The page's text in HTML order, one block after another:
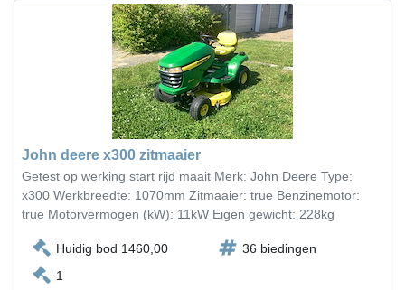
John deere x300 zitmaaier
Getest op werking start rijd maait Merk: John Deere Type:
x300 Werkbreedte: 1070mm Zitmaaier: true Benzinemotor:
true Motorvermogen (kW): 11kW Eigen gewicht: 228kg
Huidig bod 1460,00
36 biedingen
1